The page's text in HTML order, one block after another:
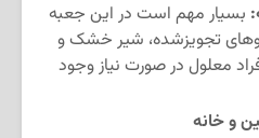
بسیار مهم است در این جعبه
تجویزشده، شیر خشک و
معلول در صورت نیاز وجود
و خانه